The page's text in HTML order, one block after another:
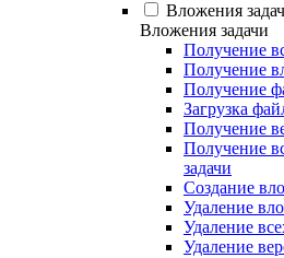
Вложения
Вложения задачи
Получение
Получение
Получение
Загрузка
Получение
Получение
задачи
Создание
Удаление
Удаление
Удаление